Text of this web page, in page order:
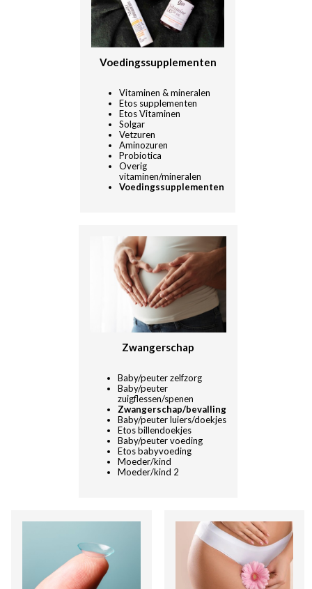
Voedingssupplementen
Vitaminen & mineralen
Etos supplementen
Etos Vitaminen
Solgar
Vetzuren
Aminozuren
Probiotica
Overig
vitaminen/mineralen
Voedingssupplementen
Zwangerschap
Baby/peuter zelfzorg
Baby/peuter
zuigflessen/spenen
Zwangerschap/bevalling
Baby/peuter luiers/doekjes
Etos billendoekjes
Baby/peuter voeding
Etos babyvoeding
Moeder/kind
Moeder/kind 2